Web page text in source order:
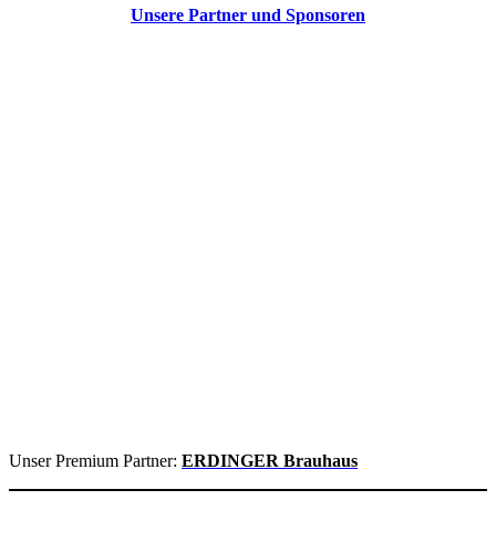
Unsere Partner und Sponsoren
Unser Premium Partner: ERDINGER Brauhaus